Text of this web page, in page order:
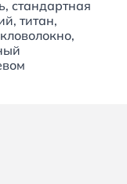
стандартная
титан,